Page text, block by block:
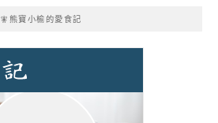
🧚熊寶小榆的愛食記